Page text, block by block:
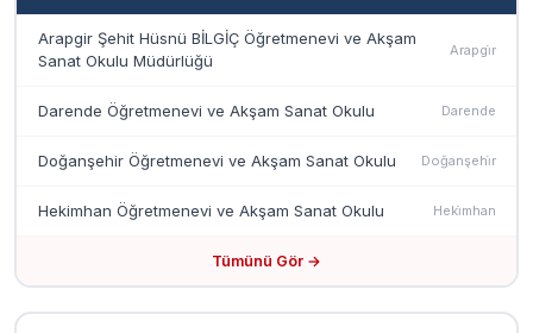
Arapgir Şehit Hüsnü BİLGİÇ Öğretmenevi ve Akşam
Sanat Okulu Müdürlüğü
Arapgi̇r
Darende Öğretmenevi ve Akşam Sanat Okulu Darende
Doğanşehir Öğretmenevi ve Akşam Sanat Okulu Doğanşehi̇r
Hekimhan Öğretmenevi ve Akşam Sanat Okulu Heki̇mhan
Tümünü Gör →